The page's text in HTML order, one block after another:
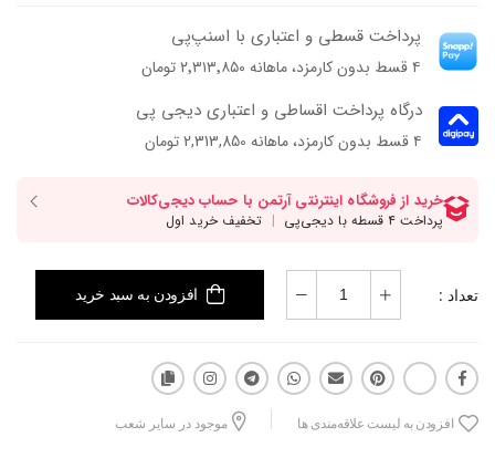
جنس آستر: چرم بزی
جنس زیره :ترمولایت
ارتفاع پاشنه : ۳/۵ سانتی متر
فرم قالب: نوک گرد و پنجه پهن
پاخور: سایز همیشگی خود را انتخاب کنید.
پرداخت قسطی و اعتباری با اسنپ‌پی
۴ قسط بدون کارمزد، ماهانه ۲٬۳۱۳٬۸۵۰ تومان
درگاه پرداخت اقساطی و اعتباری دیجی پی
۴ قسط بدون کارمزد، ماهانه 2,313,850 تومان
تعداد : افزودن به سبد خرید
افزودن به لیست علاقه‌مندی ها موجود در سایر شعب